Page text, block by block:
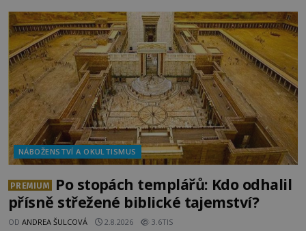
vrch Hr
NÁBOŽENSTVÍ A OKULTISMUS
PREMIUM
Po stopách templářů: Kdo odhalil
přísně střežené biblické tajemství?
OD ANDREA ŠULCOVÁ 2.8.2026 3.6TIS